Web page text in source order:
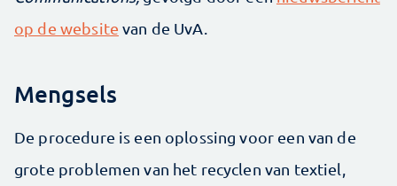
op de website van de UvA.
Mengsels
De procedure is een oplossing voor een van de
grote problemen van het recyclen van textiel,